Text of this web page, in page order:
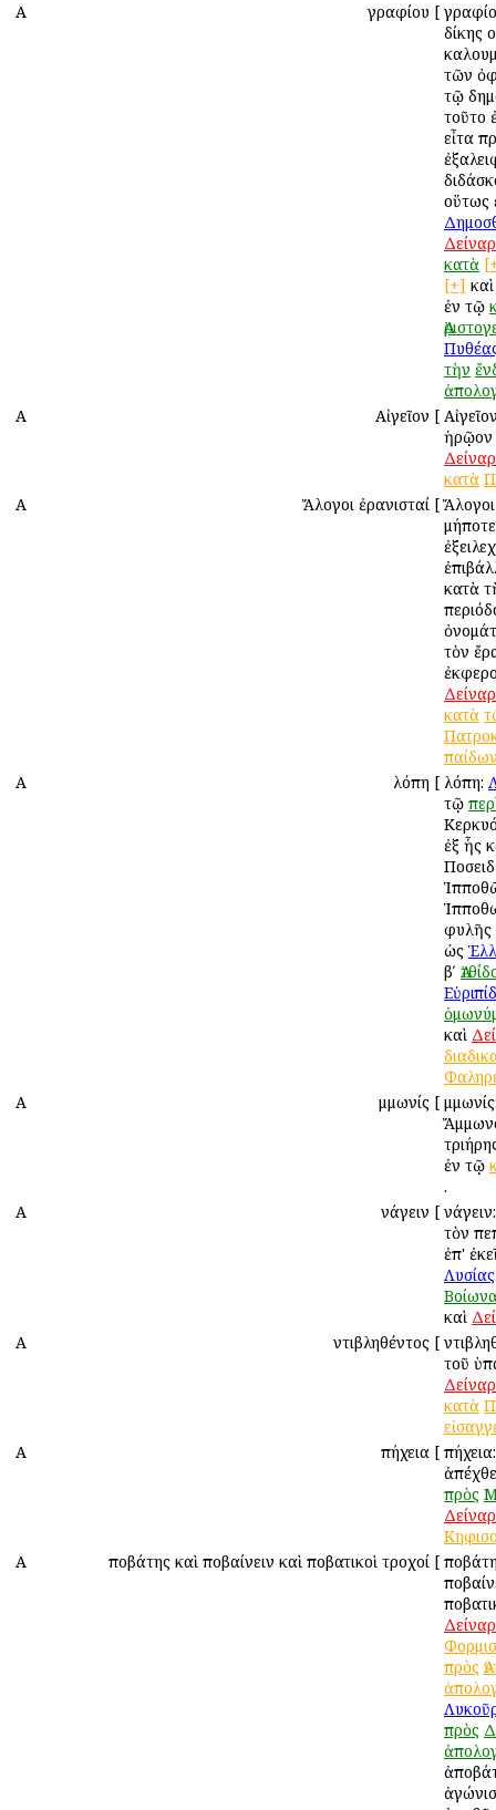
Α
Ἀγραφίου [
δίκης
τῶν
τῷ
τοῦτο
εἶτα
οὕτως
κατὰ
[+]
ἐν τῷ
τὴν
Α
Αἰγεῖον [
ἡρῷον
κατὰ
Α
Ἄλογοι ἐρανισταί [
κατὰ
τὸν
κατὰ
Α
Ἀλόπη [ Ἀλόπη:
τῷ
ἐξ ἧς
φυλῆς
ὡς
βʹ
καὶ
Α
Ἀμμωνίς [
ἐν τῷ
.
Α
Ἀνάγειν [
τὸν
ἐπ'
Λυσίας
καὶ
Α
Ἀντιβληθέντος [
τοῦ
κατὰ
Α
Ἀπήχεια [
πρὸς
Α
Ἀποβάτης καὶ Ἀποβαίνειν καὶ Ἀποβατικοὶ τροχοί [
πρὸς
πρὸς